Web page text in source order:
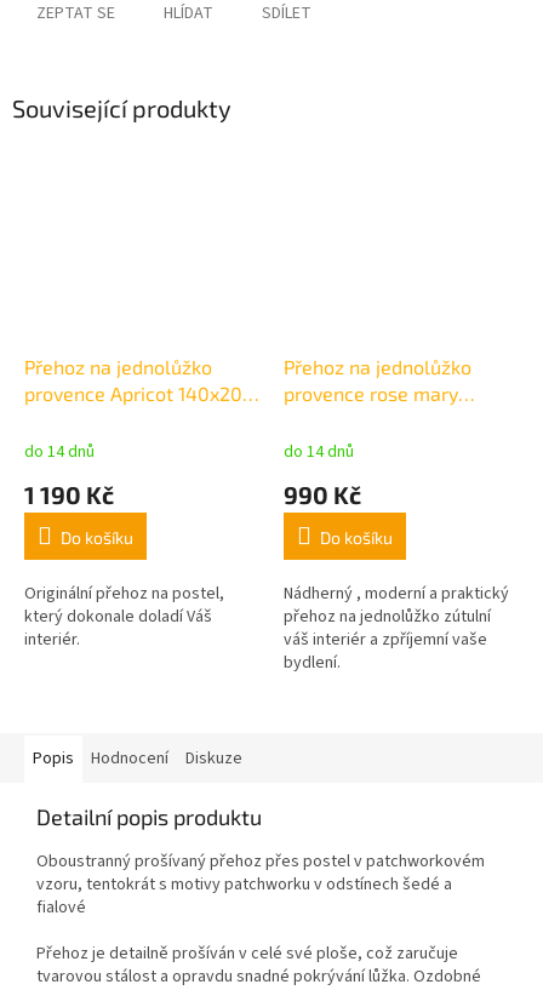
ZEPTAT SE HLÍDAT SDÍLET
Související produkty
Přehoz na jednolůžko
provence Apricot 140x200
do 14 dnů
1 190 Kč
Do košíku
Originální přehoz na postel,
který dokonale doladí Váš
interiér.
Přehoz na jednolůžko
provence rose mary
do 14 dnů
990 Kč
Do košíku
Nádherný , moderní a praktický
přehoz na jednolůžko zútulní
váš interiér a zpříjemní vaše
bydlení.
Popis Hodnocení Diskuze
Detailní popis produktu
Oboustranný prošívaný přehoz přes postel v patchworkovém
vzoru, tentokrát s motivy patchworku v odstínech šedé a
fialové
Přehoz je detailně prošíván v celé své ploše, což zaručuje
tvarovou stálost a opravdu snadné pokrývání lůžka. Ozdobné